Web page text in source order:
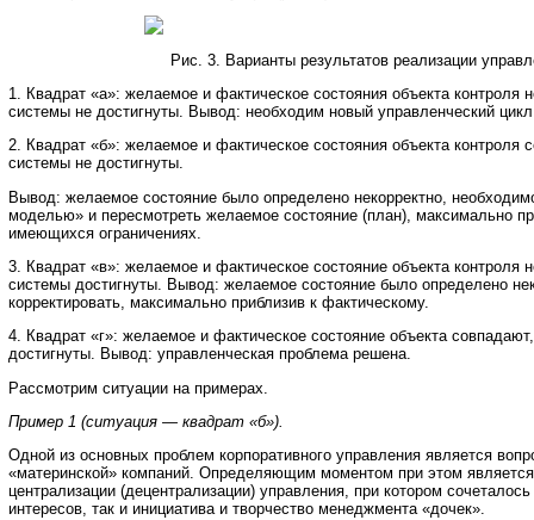
Рис. 3. Варианты результатов реализации
1. Квадрат «а»: желаемое и фактическое состояния объекта контроля
системы не достигнуты. Вывод: необходим новый управленческий
2. Квадрат «б»: желаемое и фактическое состояния объекта контроля
системы не достигнуты.
Вывод: желаемое состояние было определено некорректно,
моделью» и пересмотреть желаемое состояние (план), максимально
имеющихся ограничениях.
3. Квадрат «в»: желаемое и фактическое состояние объекта контроля
системы достигнуты. Вывод: желаемое состояние было определено
корректировать, максимально приблизив к фактическому.
4. Квадрат «г»: желаемое и фактическое состояние объекта
достигнуты. Вывод: управленческая проблема решена.
Рассмотрим ситуации на примерах.
Пример 1 (ситуация — квадрат «б»).
Одной из основных проблем корпоративного управления является
«материнской» компаний. Определяющим моментом при этом
централизации (децентрализации) управления, при котором
интересов, так и инициатива и творчество менеджмента «дочек».